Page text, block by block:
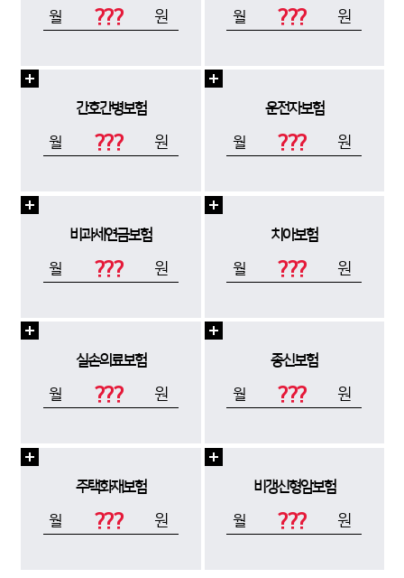
월 ??? 원 월 ??? 원
간호간병보험
월 ??? 원
운전자보험
월 ??? 원
비과세연금보험
월 ??? 원
치아보험
월 ??? 원
실손의료보험
월 ??? 원
종신보험
월 ??? 원
주택화재보험
월 ??? 원
비갱신형암보험
월 ??? 원